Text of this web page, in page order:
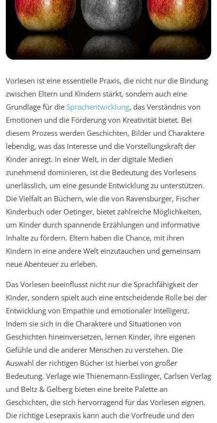
Vorlesen ist eine essentielle Praxis, die nicht nur die Bindung
zwischen Eltern und Kindern stärkt, sondern auch eine
Grundlage für die Sprachentwicklung, das Verständnis von
Emotionen und die Förderung von Kreativität bietet. Bei
diesem Prozess werden Geschichten, Bilder und Charaktere
lebendig, was das Interesse und die Vorstellungskraft der
Kinder anregt. In einer Welt, in der digitale Medien
zunehmend dominieren, ist die Bedeutung des Vorlesens
unerlässlich, um eine gesunde Entwicklung zu unterstützen.
Die Vielfalt an Büchern, wie die von Ravensburger, Fischer
Kinderbuch oder Oetinger, bietet zahlreiche Möglichkeiten,
um Kinder durch spannende Erzählungen und informative
Inhalte zu fördern. Eltern haben die Chance, mit ihren
Kindern in eine andere Welt einzutauchen und gemeinsam
neue Abenteuer zu erleben.
Das Vorlesen beeinflusst nicht nur die Sprachfähigkeit der
Kinder, sondern spielt auch eine entscheidende Rolle bei der
Entwicklung von Empathie und emotionaler Intelligenz.
Indem sie sich in die Charaktere und Situationen von
Geschichten hineinversetzen, lernen Kinder, ihre eigenen
Gefühle und die anderer Menschen zu verstehen. Die
Auswahl der richtigen Bücher ist hierbei von großer
Bedeutung. Verlage wie Thienemann-Esslinger, Carlsen Verlag
und Beltz & Gelberg bieten eine breite Palette an
Geschichten, die sich hervorragend für das Vorlesen eignen.
Die richtige Lesepraxis kann auch die Vorfreude und den